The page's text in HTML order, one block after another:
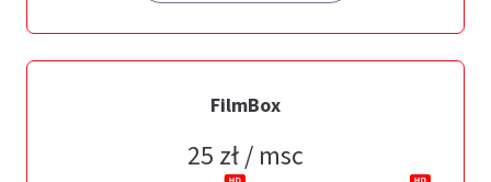
FilmBox
25 zł / msc